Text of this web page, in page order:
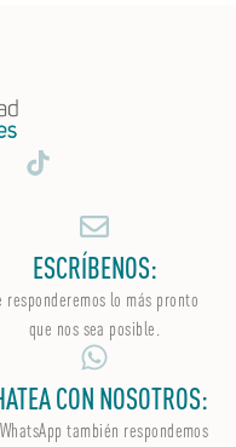
ESCRÍBENOS:
responderemos lo más pronto
que nos sea posible.
CON NOSOTROS:
también respondemos